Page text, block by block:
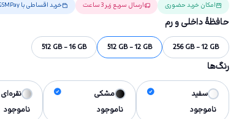
امکان خرید حضوری ارسال سریع زیر 3 ساعت خرید اقساطی با GSMPay
حافظهٔ داخلی و رم
256 GB - 12 GB
512 GB - 12 GB
512 GB - 16 GB
رنگ‌ها
سفید
ناموجود
مشکی
ناموجود
نقره‌ای
ناموجود